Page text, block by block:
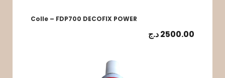
Colle – FDP700 DECOFIX POWER
2500.00د.ج